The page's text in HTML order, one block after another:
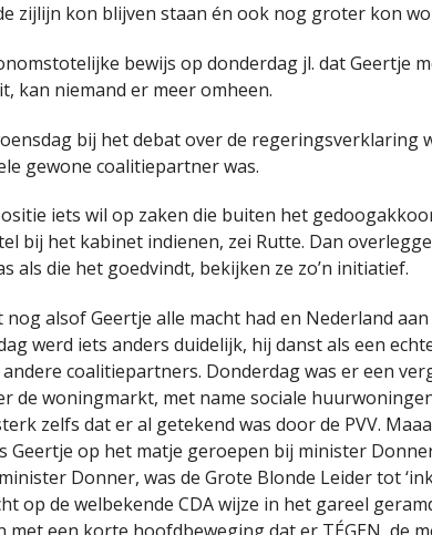
zijlijn kon blijven staan én ook nog groter kon
bewijs op donderdag jl. dat Geertje
kan niemand er meer omheen.
bij het debat over de regeringsverklaring
gewone coalitiepartner was.
iets wil op zaken die buiten het
bij het kabinet indienen, zei Rutte. Dan
als die het goedvindt, bekijken ze zo’n initiatief.
alsof Geertje alle macht had en Nederland
werd iets anders duidelijk, hij danst als een
coalitiepartners. Donderdag was er een
de woningmarkt, met name sociale
zelfs dat er al getekend was door de PVV.
Geertje op het matje geroepen bij minister
Donner, was de Grote Blonde Leider tot
op de welbekende CDA wijze in het gareel